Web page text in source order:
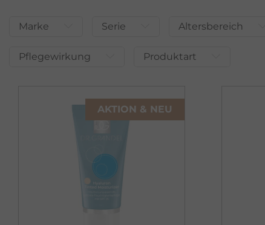
Marke Serie Altersbereich
Pflegewirkung
Produktart
AKTION & NEU